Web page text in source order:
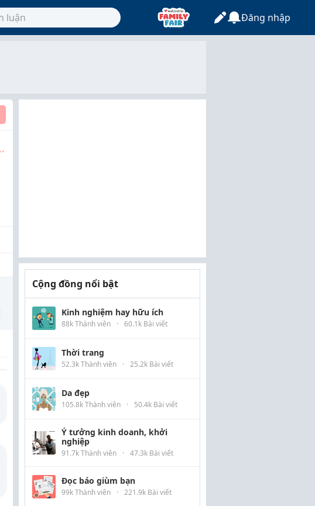
Đăng nhập
Cộng đồng nổi bật
Kinh nghiệm hay hữu ích
88k Thành viên · 60.1k Bài viết
Thời trang
52.3k Thành viên · 25.2k Bài viết
Da đẹp
105.8k Thành viên · 50.4k Bài viết
Ý tưởng kinh doanh, khởi
nghiệp
91.7k Thành viên · 47.3k Bài viết
Đọc báo giùm bạn
99k Thành viên · 221.9k Bài viết